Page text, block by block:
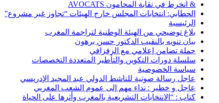
& انخرط في نقابة المحامون AVOCATS
الحطابي: انتخابات المجلس خارج الهيئات “تجاوز غير مشروع”
الرئيسية
بلاغ توضيحي من الهيئة الوطنية لتراجمة المغرب
بيان تنويه بالنقيب الدكتور حسن برهون
حملة تضامن إعلامي مع الزفزافي
سلسلة دورات التكوين والتأطير المتعددة التخصصات
سياسة الخصوصية
عاجل رسالة صوتية للناشط الدولي عبد المجيد الإدريسي
عاجل و خطير : نداء مهم إلى عموم الشعب المغربي
كتاب : “الانتخابات التشريعية بالمغرب وأثرها على الحياة